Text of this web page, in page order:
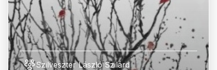
Szilveszter László Szilárd